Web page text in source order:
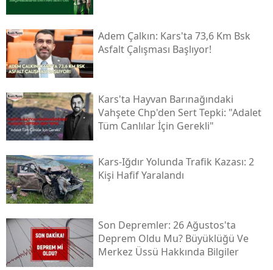
Tokat
Tunceli
Şanlıurfa
Van
Aksaray
Adem Çalkın: Kars'ta 73,6 Km Bsk
Asfalt Çalışması Başlıyor!
Kars'ta Hayvan Barınağındaki
Vahşete Chp'den Sert Tepki: "adalet
Tüm Canlılar İçin Gerekli"
Kars-Iğdır Yolunda Trafik Kazası: 2
Kişi Hafif Yaralandı
Son Depremler: 26 Ağustos'ta
Deprem Oldu Mu? Büyüklüğü Ve
Merkez Üssü Hakkında Bilgiler